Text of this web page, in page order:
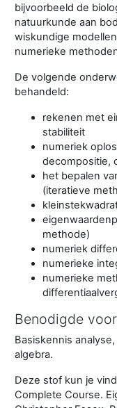
bijvoorbeeld de
natuurkunde aan
wiskundige
numerieke
De volgende
behandeld:
rekenen met
stabiliteit
numeriek
decompositie,
het bepalen
(iteratieve
methode)
numeriek
numerieke
numerieke
Benodigde
Basiskennis
algebra.
Deze stof kun je
Complete Course.